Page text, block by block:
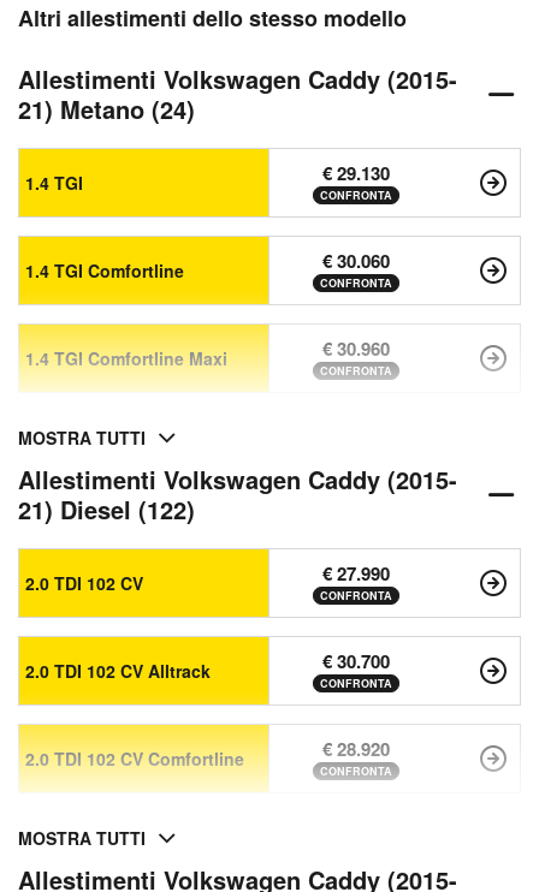
Altri allestimenti dello stesso modello
Allestimenti Volkswagen Caddy (2015-
21) Metano (24)
1.4 TGI € 29.130
CONFRONTA
1.4 TGI Comfortline € 30.060
CONFRONTA
1.4 TGI Comfortline Maxi € 30.960
CONFRONTA
MOSTRA TUTTI
Allestimenti Volkswagen Caddy (2015-
21) Diesel (122)
2.0 TDI 102 CV € 27.990
CONFRONTA
2.0 TDI 102 CV Alltrack € 30.700
CONFRONTA
2.0 TDI 102 CV Comfortline € 28.920
CONFRONTA
MOSTRA TUTTI
Allestimenti Volkswagen Caddy (2015-